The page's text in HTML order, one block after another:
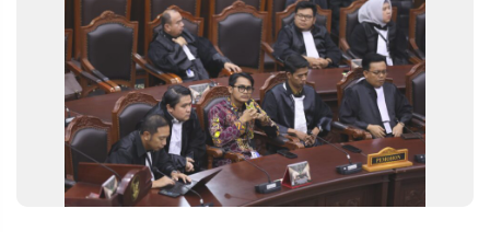
KAMI